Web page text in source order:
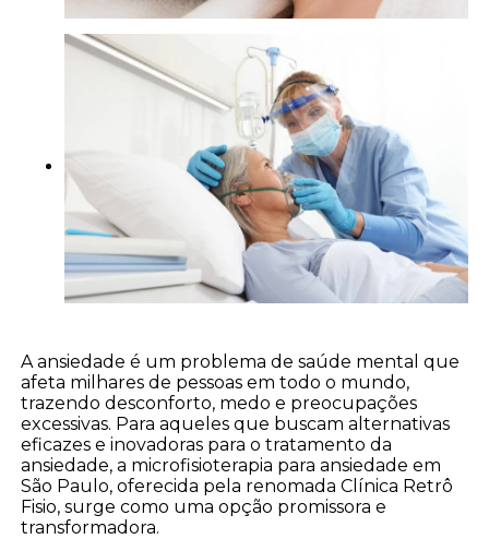
A ansiedade é um problema de saúde mental que
afeta milhares de pessoas em todo o mundo,
trazendo desconforto, medo e preocupações
excessivas. Para aqueles que buscam alternativas
eficazes e inovadoras para o tratamento da
ansiedade, a microfisioterapia para ansiedade em
São Paulo, oferecida pela renomada Clínica Retrô
Fisio, surge como uma opção promissora e
transformadora.